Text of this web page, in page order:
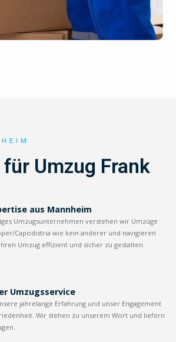
für Umzug Frank
aus Mannheim
Umzugsunternehmen verstehen wir Umzüge
Capodistria wie kein anderer und navigieren
Umzug effizient und sicher zu gestalten.
Umzugsservice
jahrelange Erfahrung und unser Engagement
Wir stehen zu unserem Wort und liefern